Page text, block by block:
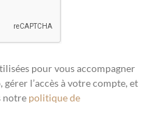
pour vous accompagner
l’accès à votre compte, et
notre politique de